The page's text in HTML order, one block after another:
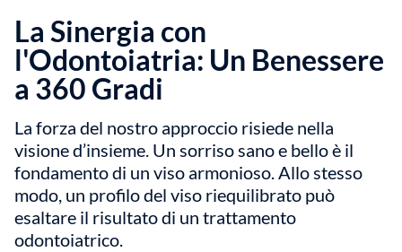
La Sinergia con
l'Odontoiatria: Un Benessere
a 360 Gradi
La forza del nostro approccio risiede nella
visione d’insieme. Un sorriso sano e bello è il
fondamento di un viso armonioso. Allo stesso
modo, un profilo del viso riequilibrato può
esaltare il risultato di un trattamento
odontoiatrico.